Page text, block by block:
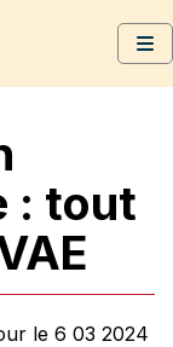
: tout
le 6 03 2024